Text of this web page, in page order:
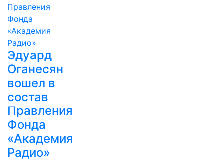
Эдуард
Оганесян
вошел в
состав
Правления
Фонда
«Академия
Радио»